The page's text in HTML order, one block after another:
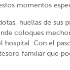
momentos
huellas de sus
coloques
hospital. Con el
familiar que